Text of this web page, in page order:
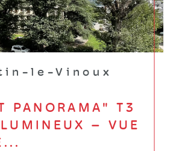
le-Vinoux
PANORAMA" T3
– VUE